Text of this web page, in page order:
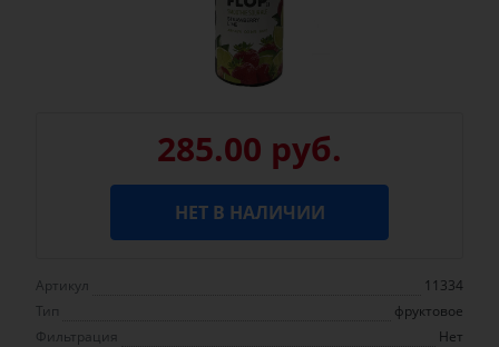
285.00 руб.
НЕТ В НАЛИЧИИ
Артикул
11334
Тип
фруктовое
Фильтрация
Нет